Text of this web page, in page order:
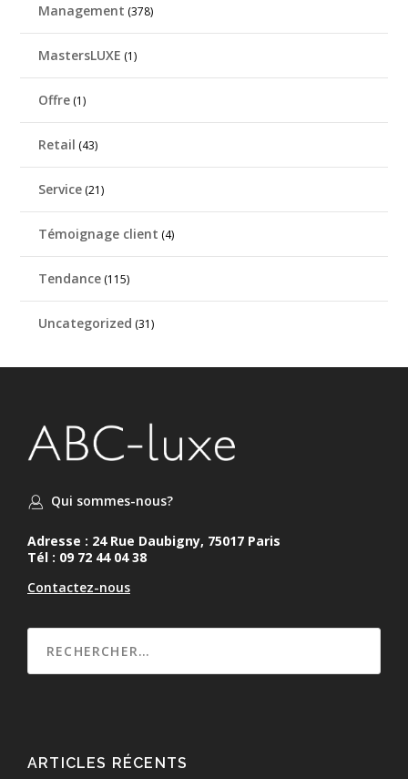
Management (378)
MastersLUXE (1)
Offre (1)
Retail (43)
Service (21)
Témoignage client (4)
Tendance (115)
Uncategorized (31)
Qui sommes-nous?
Adresse : 24 Rue Daubigny, 75017 Paris
Tél : 09 72 44 04 38
Contactez-nous
ARTICLES RÉCENTS